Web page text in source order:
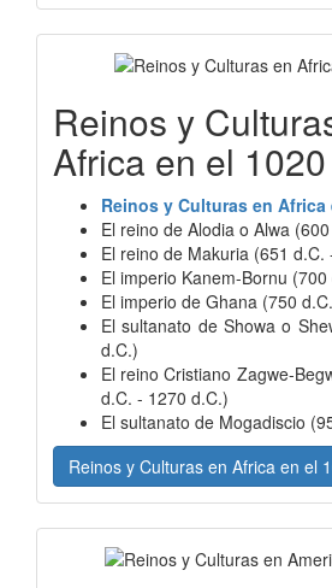
Reinos y
Africa en el 1020
Reinos y Culturas en Africa
El reino de Alodia o Alwa
El reino de Makuria (651 d.C.
El imperio Kanem-Bornu
El imperio de Ghana (750
El sultanato de Showa o
d.C.)
El reino Cristiano Zagwe-
d.C. - 1270 d.C.)
El sultanato de Mogadiscio
Reinos y Culturas en Africa en el